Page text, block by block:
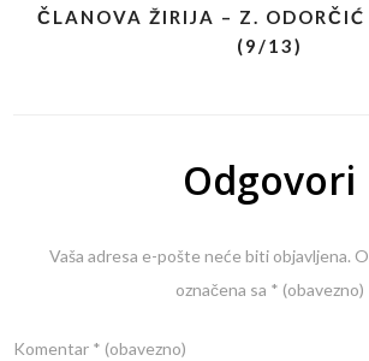
ČLANOVA ŽIRIJA – Z. ODORČIĆ
(9/13)
Odgovori
Vaša adresa e-pošte neće biti objavljena.
označena sa * (obavezno)
Komentar * (obavezno)